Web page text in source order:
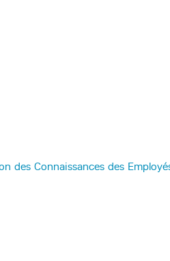
des Connaissances des